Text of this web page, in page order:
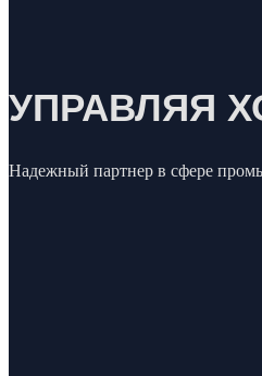
УПРАВЛЯЯ
Надежный партнер в сфере